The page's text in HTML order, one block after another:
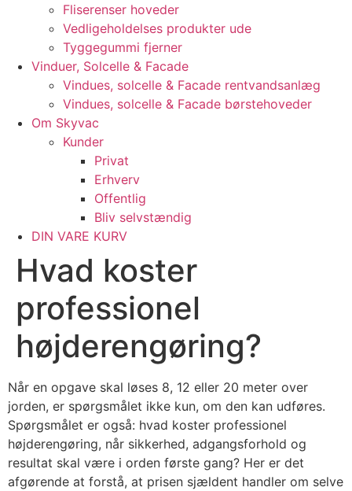
Fliserenser hoveder
Vedligeholdelses produkter ude
Tyggegummi fjerner
Vinduer, Solcelle & Facade
Vindues, solcelle & Facade rentvandsanlæg
Vindues, solcelle & Facade børstehoveder
Om Skyvac
Kunder
Privat
Erhverv
Offentlig
Bliv selvstændig
DIN VARE KURV
Hvad koster
professionel
højderengøring?
Når en opgave skal løses 8, 12 eller 20 meter over
jorden, er spørgsmålet ikke kun, om den kan udføres.
Spørgsmålet er også: hvad koster professionel
højderengøring, når sikkerhed, adgangsforhold og
resultat skal være i orden første gang? Her er det
afgørende at forstå, at prisen sjældent handler om selve